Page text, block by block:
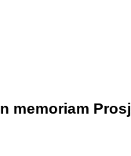
memoriam